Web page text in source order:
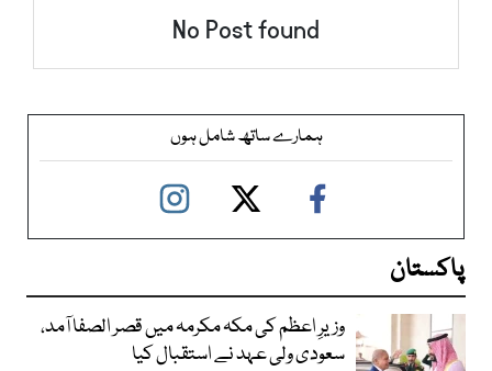
No Post found
ہمارے ساتھ شامل ہوں
پاکستان
وزیرِ اعظم کی مکہ مکرمہ میں قصر الصفا آمد،
سعودی ولی عہد نے استقبال کیا